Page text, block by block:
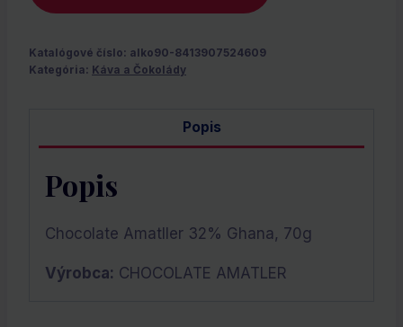
Katalógové číslo: alko90-8413907524609
Kategória: Káva a Čokolády
Popis
Popis
Chocolate Amatller 32% Ghana, 70g
Výrobca: CHOCOLATE AMATLER